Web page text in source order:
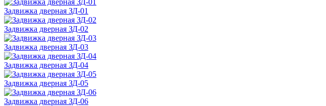
Задвижка дверная ЗД-01
Задвижка дверная ЗД-02
Задвижка дверная ЗД-03
Задвижка дверная ЗД-04
Задвижка дверная ЗД-05
Задвижка дверная ЗД-06